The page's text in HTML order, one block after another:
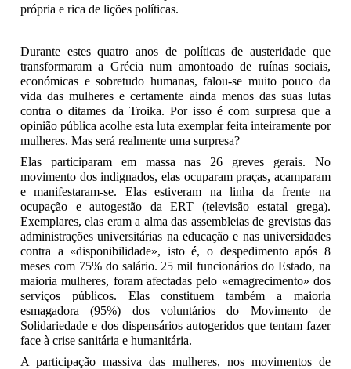
própria e rica de lições políticas.
Durante estes quatro anos de políticas de austeridade que
transformaram a Grécia num amontoado de ruínas sociais,
económicas e sobretudo humanas, falou-se muito pouco da
vida das mulheres e certamente ainda menos das suas lutas
contra o ditames da Troika. Por isso é com surpresa que a
opinião pública acolhe esta luta exemplar feita inteiramente por
mulheres. Mas será realmente uma surpresa?
Elas participaram em massa nas 26 greves gerais. No
movimento dos indignados, elas ocuparam praças, acamparam
e manifestaram-se. Elas estiveram na linha da frente na
ocupação e autogestão da ERT (televisão estatal grega).
Exemplares, elas eram a alma das assembleias de grevistas das
administrações universitárias na educação e nas universidades
contra a «disponibilidade», isto é, o despedimento após 8
meses com 75% do salário. 25 mil funcionários do Estado, na
maioria mulheres, foram afectadas pelo «emagrecimento» dos
serviços públicos. Elas constituem também a maioria
esmagadora (95%) dos voluntários do Movimento de
Solidariedade e dos dispensários autogeridos que tentam fazer
face à crise sanitária e humanitária.
A participação massiva das mulheres, nos movimentos de